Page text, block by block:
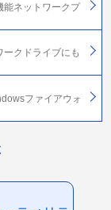
能ネットワークプ
クドライブにも
ファイアウォ